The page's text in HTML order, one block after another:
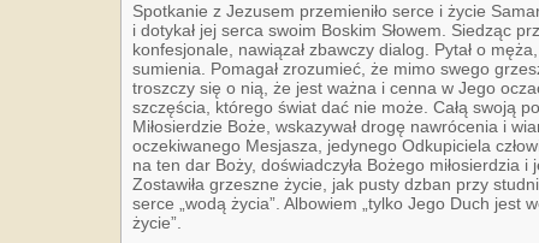
Spotkanie z Jezusem przemieniło serce i życie
i dotykał jej serca swoim Boskim Słowem. Siedząc
konfesjonale, nawiązał zbawczy dialog. Pytał o
sumienia. Pomagał zrozumieć, że mimo swego
troszczy się o nią, że jest ważna i cenna w Jego
szczęścia, którego świat dać nie może. Całą swoją
Miłosierdzie Boże, wskazywał drogę nawrócenia i
oczekiwanego Mesjasza, jedynego Odkupiciela
na ten dar Boży, doświadczyła Bożego miłosierdzia i
Zostawiła grzeszne życie, jak pusty dzban przy
serce „wodą życia”. Albowiem „tylko Jego Duch jest
życie”.